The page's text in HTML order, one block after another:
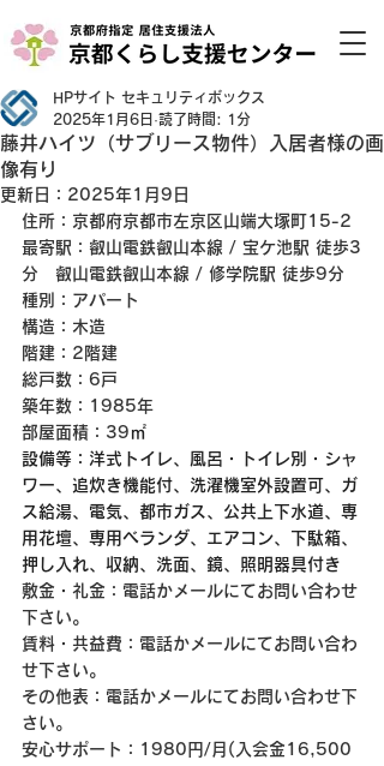
藤井ハイツ（サブリース物件）入居者様の画
像有り
HPサイト セキュリティボックス
2025年1月6日 読了時間: 1分
更新日： 2025年1月9日
住所：京都府京都市左京区山端大塚町15-2
最寄駅：叡山電鉄叡山本線 / 宝ケ池駅 徒歩3
分　叡山電鉄叡山本線 / 修学院駅 徒歩9分
種別：アパート
構造：木造
階建：2階建
総戸数：6戸
築年数：1985年
部屋面積：39㎡
設備等：洋式トイレ、風呂・トイレ別・シャ
ワー、追炊き機能付、洗濯機室外設置可、ガ
ス給湯、電気、都市ガス、公共上下水道、専
用花壇、専用ベランダ、エアコン、下駄箱、
押し入れ、収納、洗面、鏡、照明器具付き
敷金・礼金：電話かメールにてお問い合わせ
下さい。
賃料・共益費：電話かメールにてお問い合わ
せ下さい。
その他表：電話かメールにてお問い合わせ下
さい。
安心サポート：1980円/月(入会金16,500